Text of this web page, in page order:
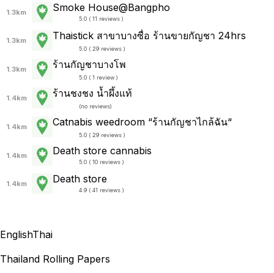
1.3km Smoke House@Bangpho
5.0 ( 11 reviews )
1.3km Thaistick สาขาบางซื่อ ร้านขายกัญชา 24hrs
5.0 ( 29 reviews )
1.3km ร้านกัญชาบางโพ
5.0 ( 1 review )
1.4km ร้านชงชง น้ำผึ้งแท้
(no reviews)
1.4km Catnabis weedroom “ร้านกัญชาไกล้ฉัน“
5.0 ( 29 reviews )
1.4km Death store cannabis
5.0 ( 10 reviews )
1.4km Death store
4.9 ( 41 reviews )
EnglishThai
Thailand Rolling Papers